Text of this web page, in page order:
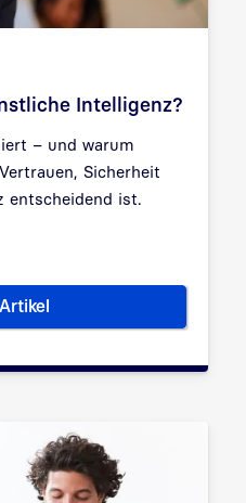
Intelligenz?
– und warum
Sicherheit
entscheidend ist.
Wie funktioniert Künstliche